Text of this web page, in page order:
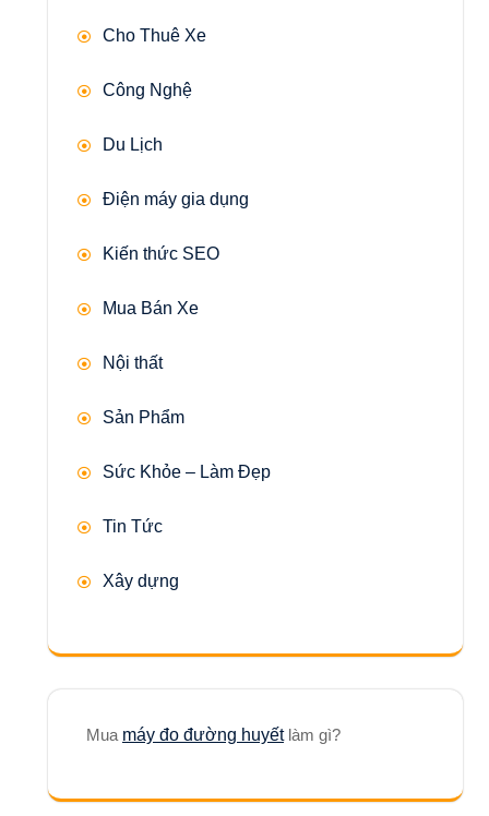
Cho Thuê Xe
Công Nghệ
Du Lịch
Điện máy gia dụng
Kiến thức SEO
Mua Bán Xe
Nội thất
Sản Phẩm
Sức Khỏe – Làm Đẹp
Tin Tức
Xây dựng
Mua máy đo đường huyếtlàm gì?